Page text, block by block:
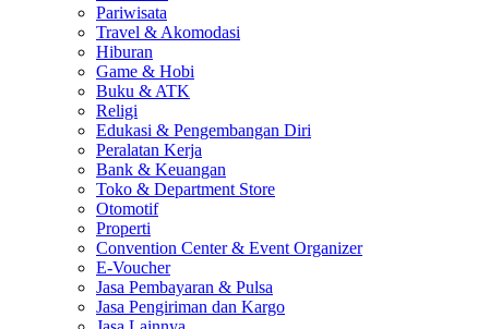
Pariwisata
Travel & Akomodasi
Hiburan
Game & Hobi
Buku & ATK
Religi
Edukasi & Pengembangan Diri
Peralatan Kerja
Bank & Keuangan
Toko & Department Store
Otomotif
Properti
Convention Center & Event Organizer
E-Voucher
Jasa Pembayaran & Pulsa
Jasa Pengiriman dan Kargo